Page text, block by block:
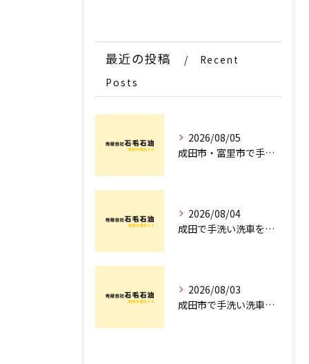
最近の投稿
Recent
Posts
2026/08/05
成田市・富里市で手洗洗車ならどこ？料金比較からサブスク選びまでプロが徹底解説
2026/08/04
成田で手洗い洗車を探すなら！車のプロが教える安心の店舗選びとコース術
2026/08/03
成田市で手洗い洗車ならどこ？現場を知るプロが明かす「失敗しない専門店選び」のポイント